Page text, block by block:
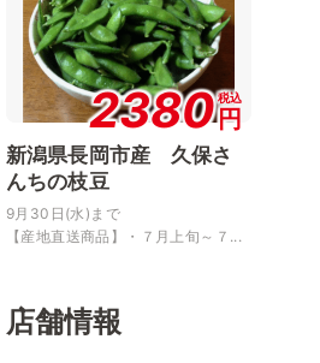
2380税込
円
新潟県長岡市産 久保さ
んちの枝豆
9月30日(水)まで
【産地直送商品】・７月上旬～７...
店舗情報